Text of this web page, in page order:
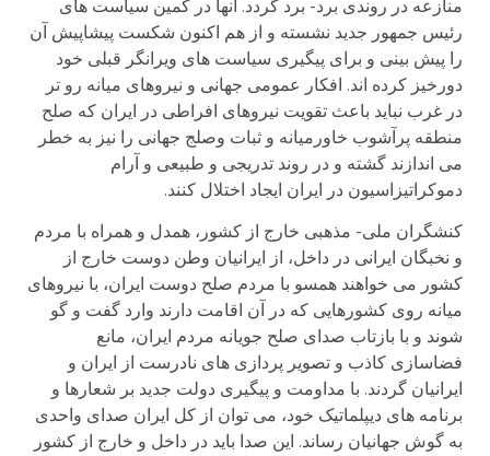
منازعه در روندی برد- برد گردد. آنها در کمین سیاست های
رئیس جمهور جدید نشسته و از هم اکنون شکست پیشاپیش آن
را پیش بینی و برای پیگیری سیاست های ویرانگر قبلی خود
دورخیز کرده اند. افکار عمومی جهانی و نیروهای میانه رو تر
در غرب نباید باعث تقویت نیروهای افراطی در ایران که صلح
منطقه پرآشوب خاورمیانه و ثبات وصلج جهانی را نیز به خطر
می اندازند گشته و در روند تدریجی و طبیعی و آرام
دموکراتیزاسیون در ایران ایجاد اختلال کنند.
کنشگران ملی- مذهبی خارج از کشور، همدل و همراه با مردم
و نخبگان ایرانی در داخل، از ایرانیان وطن دوست خارج از
کشور می خواهند همسو با مردم صلح دوست ایران، با نیروهای
میانه روی کشورهایی که در آن اقامت دارند وارد گفت و گو
شوند و با بازتاب صدای صلح جویانه مردم ایران، مانع
فضاسازی کاذب و تصویر پردازی های نادرست از ایران و
ایرانیان گردند. با مداومت و پیگیری دولت جدید بر شعارها و
برنامه های دیپلماتیک خود، می توان از کل ایران صدای واحدی
به گوش جهانیان رساند. این صدا باید در داخل و خارج از کشور